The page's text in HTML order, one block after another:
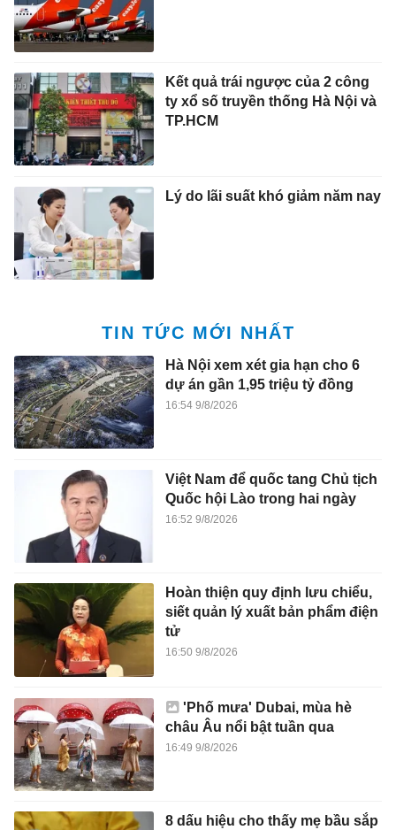
Kết quả trái ngược của 2 công
ty xổ số truyền thống Hà Nội và
TP.HCM
Lý do lãi suất khó giảm năm nay
TIN TỨC MỚI NHẤT
Hà Nội xem xét gia hạn cho 6
dự án gần 1,95 triệu tỷ đồng
16:54 9/8/2026
Việt Nam để quốc tang Chủ tịch
Quốc hội Lào trong hai ngày
16:52 9/8/2026
Hoàn thiện quy định lưu chiểu,
siết quản lý xuất bản phẩm điện
tử
16:50 9/8/2026
'Phố mưa' Dubai, mùa hè
châu Âu nổi bật tuần qua
16:49 9/8/2026
8 dấu hiệu cho thấy mẹ bầu sắp